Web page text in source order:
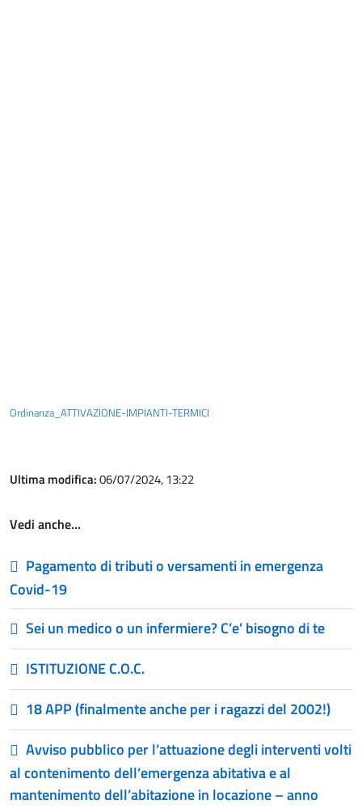
Ordinanza_ATTIVAZIONE-IMPIANTI-TERMICI
Ultima modifica:06/07/2024, 13:22
Vedi anche…
Pagamento di tributi o versamenti in emergenza
Covid-19
Sei un medico o un infermiere? C’e’ bisogno di te
ISTITUZIONE C.O.C.
18 APP (finalmente anche per i ragazzi del 2002!)
Avviso pubblico per l’attuazione degli interventi volti
al contenimento dell’emergenza abitativa e al
mantenimento dell’abitazione in locazione – anno